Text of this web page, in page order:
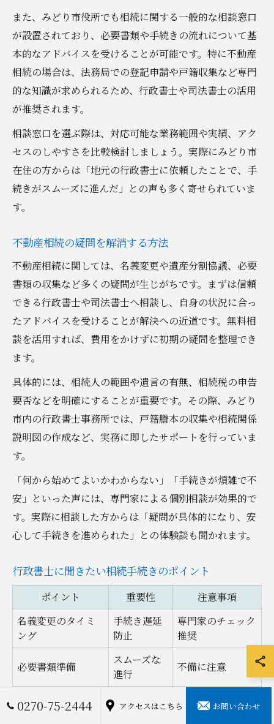
また、みどり市役所でも相続に関する一般的な相談窓口
が設置されており、必要書類や手続きの流れについて基
本的なアドバイスを受けることが可能です。特に不動産
相続の場合は、法務局での登記申請や戸籍収集など専門
的な知識が求められるため、行政書士や司法書士の活用
が推奨されます。
相談窓口を選ぶ際は、対応可能な業務範囲や実績、アク
セスのしやすさを比較検討しましょう。実際にみどり市
在住の方からは「地元の行政書士に依頼したことで、手
続きがスムーズに進んだ」との声も多く寄せられていま
す。
不動産相続の疑問を解消する方法
不動産相続に関しては、名義変更や遺産分割協議、必要
書類の収集など多くの疑問が生じがちです。まずは信頼
できる行政書士や司法書士へ相談し、自身の状況に合っ
たアドバイスを受けることが解決への近道です。無料相
談を活用すれば、費用をかけずに初期の疑問を整理でき
ます。
具体的には、相続人の範囲や遺言の有無、相続税の申告
要否などを明確にすることが重要です。その際、みどり
市内の行政書士事務所では、戸籍謄本の収集や相続関係
説明図の作成など、実務に即したサポートを行っていま
す。
「何から始めてよいかわからない」「手続きが煩雑で不
安」といった声には、専門家による個別相談が効果的で
す。実際に相談した方からは「疑問が具体的になり、安
心して手続きを進められた」との体験談も聞かれます。
行政書士に聞きたい相続手続きのポイント
ポイント 重要性
注意事項
名義変更のタイミ
ング
手続き遅延
防止
専門家のチェック
推奨
必要書類準備
スムーズな
進行
不備に注意
整方法
トラブル予
防
押印漏れ注意
0270-75-2444 アクセスはこちら お問い合わせ